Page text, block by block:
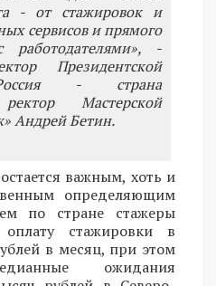
- от стажировок и
сервисов и прямого
работодателями», -
Президентской
- страна
Мастерской
Андрей Бетин.
важным, хоть и
определяющим
по стране стажеры
стажировки в
в месяц, при этом
ожидания